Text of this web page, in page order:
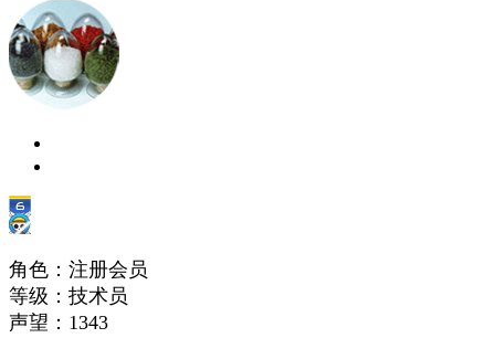
角色：注册会员
等级：技术员
声望： 1343